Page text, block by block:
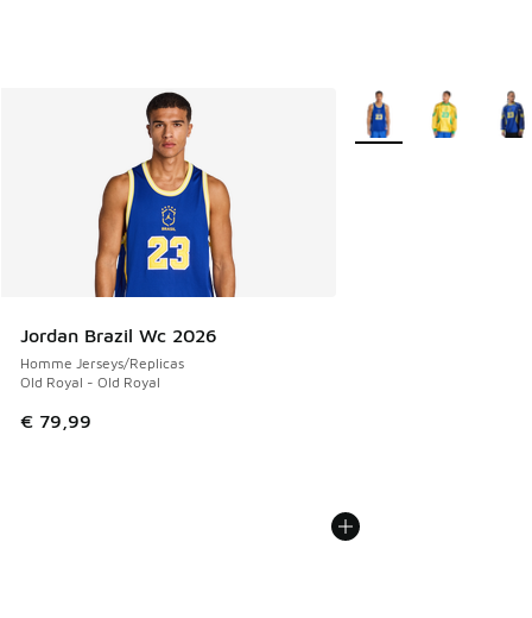
Jordan Brazil Wc 2026
Homme Jerseys/Replicas
Old Royal - Old Royal
€ 79,99
Plus de couleurs